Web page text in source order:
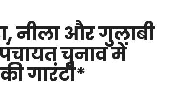
नीला और गुलाबी
चुनाव में
की गारंटी*